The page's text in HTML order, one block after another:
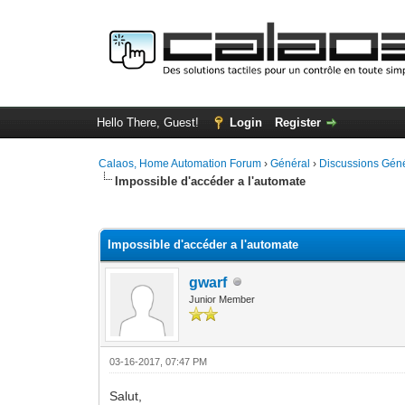
Hello There, Guest! Login Register
Calaos, Home Automation Forum ›Général › Discussions
Impossible d'accéder a l'automate
Impossible d'accéder a l'automate
gwarf
Junior Member
03-16-2017, 07:47 PM
Salut,